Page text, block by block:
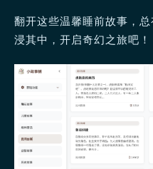
翻开这些温馨睡前故事，
浸其中，开启奇幻之旅吧！